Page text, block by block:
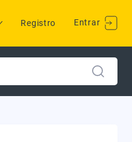
Registro Entrar